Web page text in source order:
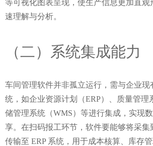
等可视化图表呈现，使生产信息更加直观
速理解与分析。
（二）系统集成能力
车间管理软件并非孤立运行，需与企业现
统，如企业资源计划（ERP）、质量管理
储管理系统（WMS）等进行集成，实现
享。在扫码报工环节，软件要能够将采集
传输至 ERP 系统，用于成本核算、库存